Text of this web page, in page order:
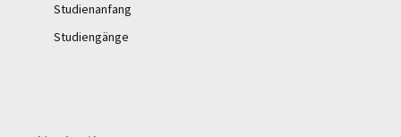
Studienanfang
Studiengänge